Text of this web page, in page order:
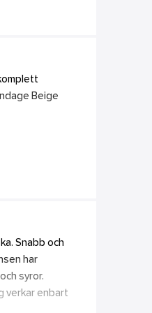
vilket gör det
för små
Beige
Snabb och
har
syror.
verkar enbart
vätska och